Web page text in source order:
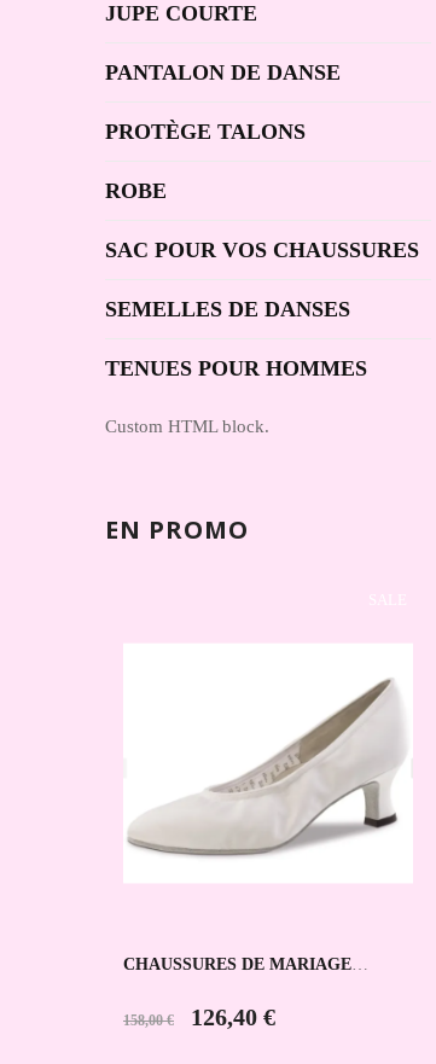
JUPE COURTE
PANTALON DE DANSE
PROTÈGE TALONS
ROBE
SAC POUR VOS CHAUSSURES
SEMELLES DE DANSES
TENUES POUR HOMMES
Custom HTML block.
EN PROMO
SALE
CHAUSSURES DE MARIAGE
158,00 € 126,40 €